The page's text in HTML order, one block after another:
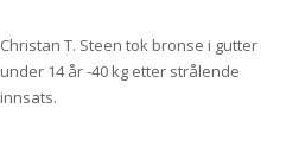
Christan T. Steen tok bronse i gutter
under 14 år -40 kg etter strålende
innsats.